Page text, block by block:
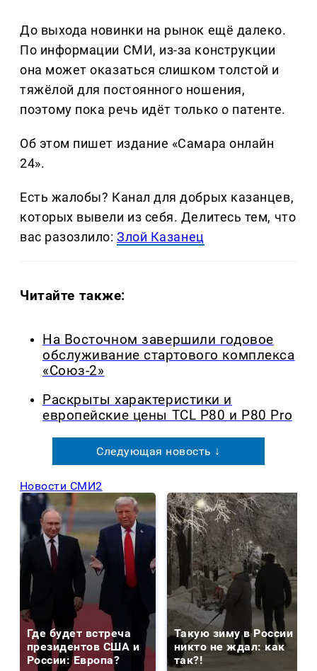
До выхода новинки на рынок ещё далеко.
По информации СМИ, из-за конструкции
она может оказаться слишком толстой и
тяжёлой для постоянного ношения,
поэтому пока речь идёт только о патенте.
Об этом пишет издание «Самара онлайн
24».
Есть жалобы? Канал для добрых казанцев,
которых вывели из себя. Делитеcь тем, что
вас разозлило:Злой Казанец
Читайте также:
На Восточном завершили годовое
обслуживание стартового комплекса
«Союз-2»
Раскрыты характеристики и
европейские цены TCL P80 и P80 Pro
Следующая новость ↓
Новости СМИ2
Где будет встреча
президентов США и
России: Европа?
Такую зиму в России
никто не ждал: как
так?!